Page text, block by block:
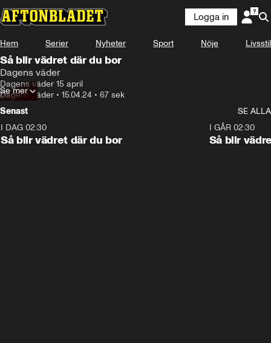
Logga in
Hem Serier Nyheter Sport Nöje Livsstil
Så blir vädret där du bor
Dagens väder
Dagens väder 15 april
Dagens väder • 15.04.24 • 67 sek
Se mer
Senast
SE ALLA
I DAG 02:30
Så blir vädret där du bor
I GÅR 02:30
Så blir